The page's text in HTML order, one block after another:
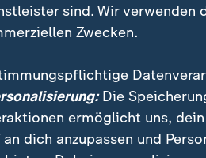
sind. Wir verwenden
Zwecken.
Die
ermöglicht uns,
an dich anzupassen und